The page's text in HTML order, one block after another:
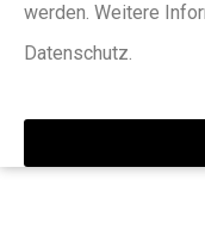
werden. Weitere
Datenschutz.